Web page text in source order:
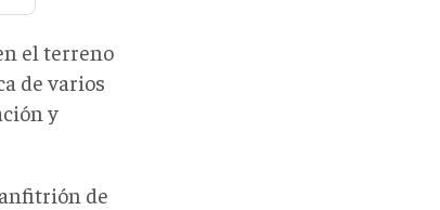
el terreno
de varios
y
de